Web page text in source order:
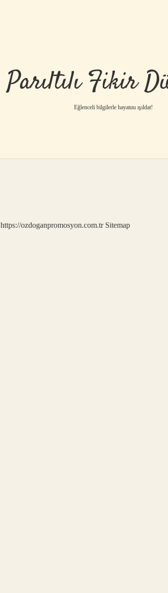
Parıltılı Fikir
Eğlenceli bilgilerle hayatını ışıldat!
https://ozdoganpromosyon.com.tr Sitemap